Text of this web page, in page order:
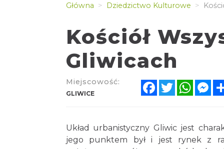
Główna Dziedzictwo Kulturowe
Kościół
Gliwicach
Miejscowość:
GLIWICE
FacebookTwitter
Układ urbanistyczny Gliwic jest
jego punktem był i jest rynek z